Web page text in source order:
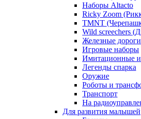
Наборы Altacto
Ricky Zoom
TMNT
Wild screechers
Железные дороги
Игровые наборы
Имитационные
Легенды спарка
Оружие
Роботы и
Транспорт
На
Для развития малышей